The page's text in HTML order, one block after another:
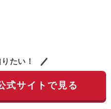
たい！
式サイトで見る